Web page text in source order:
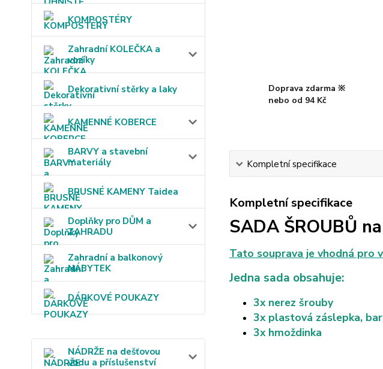
KOMPOSTÉRY
Zahradní KOLEČKA a
vozíky
Dekorativní stěrky a laky
KAMENNÉ KOBERCE
BARVY a stavební
materiály
BRUSNÉ KAMENY Taidea
Doplňky pro DŮM a
ZAHRADU
Zahradní a balkonový
NÁBYTEK
DÁRKOVÉ POUKAZY
NÁDRŽE na dešťovou
vodu a příslušenství
Doprava zdarma ※
nebo od 94 Kč
Kompletní specifikace
Kompletní specifikace
SADA ŠROUBŮ
Tato souprava je vhodná pro
Jedna sada obsahuje:
3x nerez šrouby
3x plastová záslepka,
3x hmoždinka